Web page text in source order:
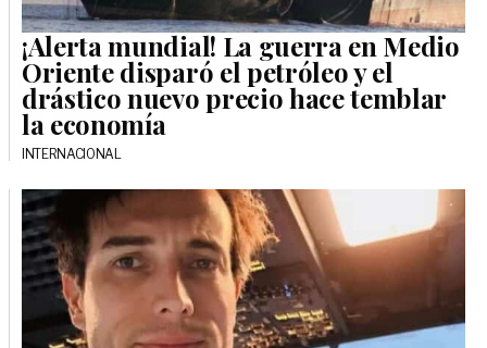
¡Alerta mundial! La guerra en Medio
Oriente disparó el petróleo y el
drástico nuevo precio hace temblar
la economía
INTERNACIONAL